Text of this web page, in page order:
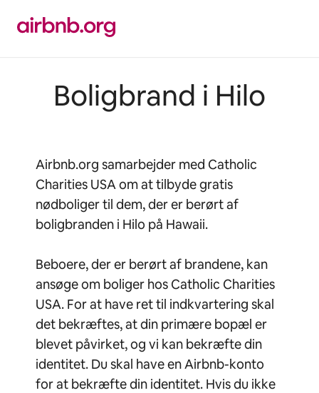
videre
Boligbrand i Hilo
Airbnb.org samarbejder med Catholic
Charities USA om at tilbyde gratis
nødboliger til dem, der er berørt af
boligbranden i Hilo på Hawaii.
Beboere, der er berørt af brandene, kan
ansøge om boliger hos Catholic Charities
USA. For at have ret til indkvartering skal
det bekræftes, at din primære bopæl er
blevet påvirket, og vi kan bekræfte din
identitet. Du skal have en Airbnb-konto
for at bekræfte din identitet. Hvis du ikke